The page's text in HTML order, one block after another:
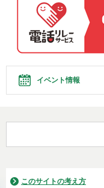
イベント情報
このサイトの考え方